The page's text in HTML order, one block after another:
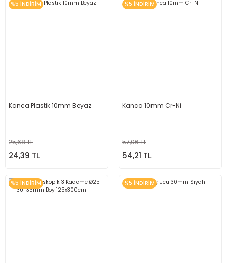
%5 İNDİRİM
Kanca Plastik 10mm Beyaz
25,68 TL
24,39 TL
%5 İNDİRİM
Kanca 10mm Cr-Ni
57,06 TL
54,21 TL
%5 İNDİRİM %5 İNDİRİM